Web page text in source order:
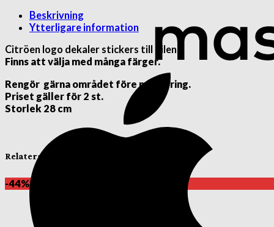
Beskrivning
Ytterligare information
Citröen logo dekaler stickers till bilen.
Finns att välja med många färger.
Rengör gärna området före montering.
Priset gäller för 2 st.
Storlek 28 cm
Relaterade produkter
-44%